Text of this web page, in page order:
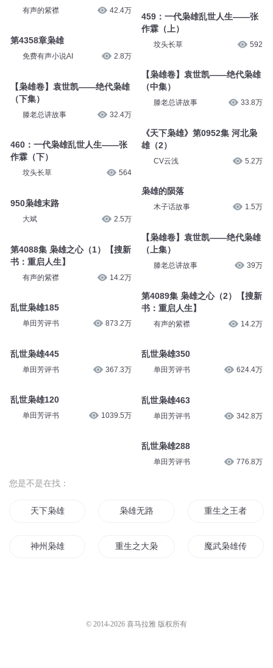
有声的紫襟 42.4万
第4358章枭雄
免费有声小说AI 2.8万
【枭雄卷】袁世凯——绝代枭雄
（下集）
滕老总讲故事 32.4万
460：一代枭雄乱世人生——张
作霖（下）
坟头长草 564
950枭雄末路
大斌 2.5万
第4088集 枭雄之心（1）【搜新
书：重启人生】
有声的紫襟 14.2万
乱世枭雄185
单田芳评书 873.2万
乱世枭雄445
单田芳评书 367.3万
乱世枭雄120
单田芳评书 1039.5万
459：一代枭雄乱世人生——张
作霖（上）
坟头长草 592
【枭雄卷】袁世凯——绝代枭雄
（中集）
滕老总讲故事 33.8万
《天下枭雄》第0952集 河北枭
雄（2）
CV云浅 5.2万
枭雄的陨落
木子话故事 1.5万
【枭雄卷】袁世凯——绝代枭雄
（上集）
滕老总讲故事 39万
第4089集 枭雄之心（2）【搜新
书：重启人生】
有声的紫襟 14.2万
乱世枭雄350
单田芳评书 624.4万
乱世枭雄463
单田芳评书 342.8万
乱世枭雄288
单田芳评书 776.8万
您是不是在找：
天下枭雄 枭雄无路 重生之王者枭雄
神州枭雄 重生之大枭雄 魔武枭雄传
© 2014-2026 喜马拉雅 版权所有